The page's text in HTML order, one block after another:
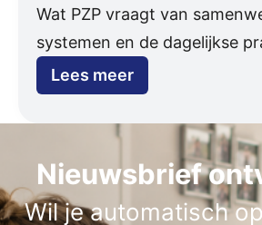
Wat PZP vraagt van
systemen en de dagelijkse
Lees meer
Nieuwsbrief
Wil je automatisch